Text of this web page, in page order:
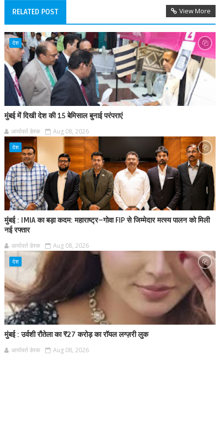
RELATED POST View More
देश
मुंबई में दिखी देश की 15 बेमिसाल बुनाई परंपराएं
आर्यावर्त डेस्क Aug 08, 2026
देश
मुंबई : IMIA का बड़ा कदम: महाराष्ट्र–गोवा FIP से जिम्मेदार मत्स्य पालन को मिली
नई रफ्तार
आर्यावर्त डेस्क Aug 08, 2026
देश
मुंबई : उर्वशी रौतेला का ₹27 करोड़ का रॉयल लग्ज़री लुक
आर्यावर्त डेस्क Aug 08, 2026